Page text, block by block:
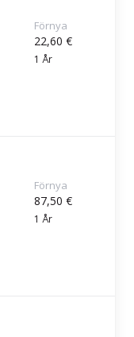
Förnya
22,60 €
1 År
Förnya
87,50 €
1 År